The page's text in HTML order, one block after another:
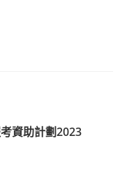
資助計劃2023